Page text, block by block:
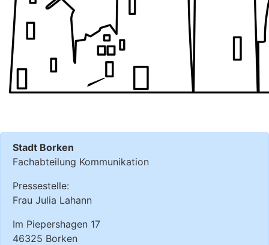
Stadt Borken
Fachabteilung Kommunikation
Pressestelle:
Frau Julia Lahann
Im Piepershagen 17
46325 Borken